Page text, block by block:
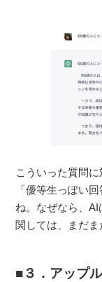
こういった質問
「優等生っぽい
ね。なぜなら、
関しては、まだま
３．アップ